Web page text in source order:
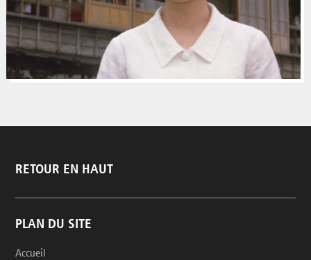
RETOUR EN HAUT
PLAN DU SITE
Accueil